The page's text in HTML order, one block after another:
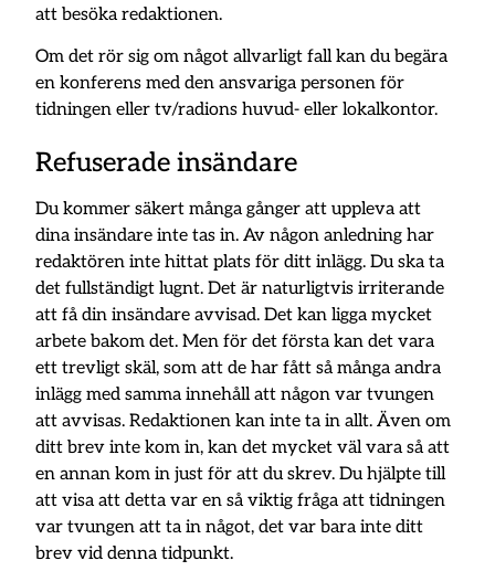
att besöka redaktionen.
Om det rör sig om något allvarligt fall kan du begära
en konferens med den ansvariga personen för
tidningen eller tv/radions huvud- eller lokalkontor.
Refuserade insändare
Du kommer säkert många gånger att uppleva att
dina insändare inte tas in. Av någon anledning har
redaktören inte hittat plats för ditt inlägg. Du ska ta
det fullständigt lugnt. Det är naturligtvis irriterande
att få din insändare avvisad. Det kan ligga mycket
arbete bakom det. Men för det första kan det vara
ett trevligt skäl, som att de har fått så många andra
inlägg med samma innehåll att någon var tvungen
att avvisas. Redaktionen kan inte ta in allt. Även om
ditt brev inte kom in, kan det mycket väl vara så att
en annan kom in just för att du skrev. Du hjälpte till
att visa att detta var en så viktig fråga att tidningen
var tvungen att ta in något, det var bara inte ditt
brev vid denna tidpunkt.